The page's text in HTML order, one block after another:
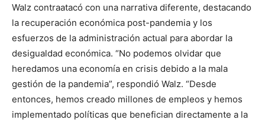
Walz contraatacó con una narrativa diferente, destacando
la recuperación económica post-pandemia y los
esfuerzos de la administración actual para abordar la
desigualdad económica. “No podemos olvidar que
heredamos una economía en crisis debido a la mala
gestión de la pandemia”, respondió Walz. “Desde
entonces, hemos creado millones de empleos y hemos
implementado políticas que benefician directamente a la